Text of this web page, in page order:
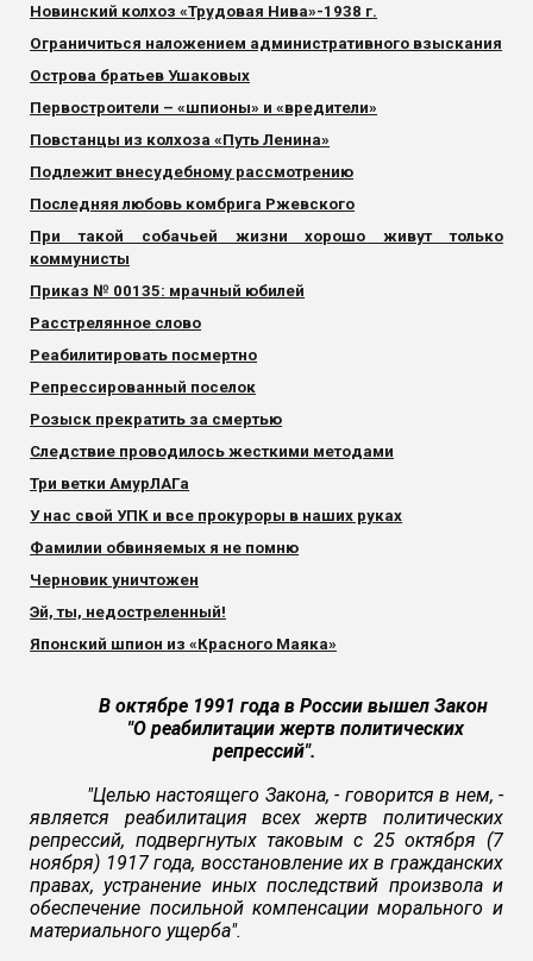
Новинский колхоз «Трудовая Нива»-1938 г.
Ограничиться наложением административного взыскания
Острова братьев Ушаковых
Первостроители – «шпионы» и «вредители»
Повстанцы из колхоза «Путь Ленина»
Подлежит внесудебному рассмотрению
Последняя любовь комбрига Ржевского
При такой собачьей жизни хорошо живут только
коммунисты
Приказ № 00135: мрачный юбилей
Расстрелянное слово
Реабилитировать посмертно
Репрессированный поселок
Розыск прекратить за смертью
Следствие проводилось жесткими методами
Три ветки АмурЛАГа
У нас свой УПК и все прокуроры в наших руках
Фамилии обвиняемых я не помню
Черновик уничтожен
Эй, ты, недостреленный!
Японский шпион из «Красного Маяка»
В октябре 1991 года в России вышел Закон
"О реабилитации жертв политических
репрессий".
"Целью настоящего Закона, - говорится в нем, -
является реабилитация всех жертв политических
репрессий, подвергнутых таковым с 25 октября (7
ноября) 1917 года, восстановление их в гражданских
правах, устранение иных последствий произвола и
обеспечение посильной компенсации морального и
материального ущерба".